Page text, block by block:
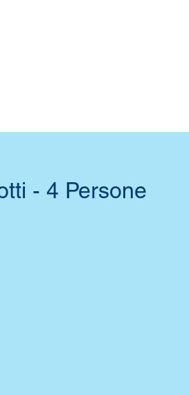
- 4 Persone